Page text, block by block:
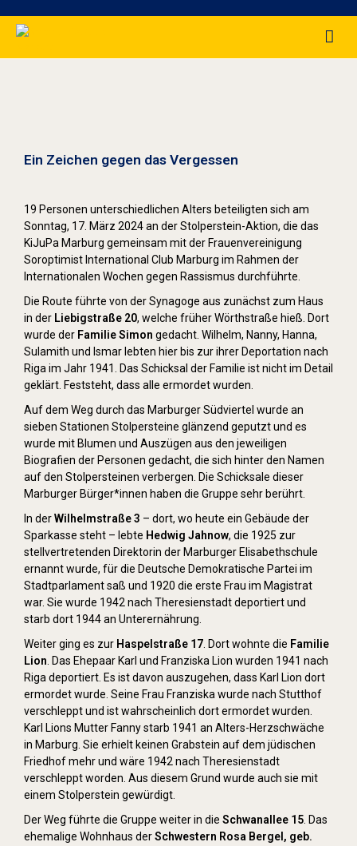
Ein Zeichen gegen das Vergessen
19 Personen unterschiedlichen Alters beteiligten sich am
Sonntag, 17. März 2024 an der Stolperstein-Aktion, die das
KiJuPa Marburg gemeinsam mit der Frauenvereinigung
Soroptimist International Club Marburg im Rahmen der
Internationalen Wochen gegen Rassismus durchführte.
Die Route führte von der Synagoge aus zunächst zum Haus
in der Liebigstraße 20, welche früher Wörthstraße hieß. Dort
wurde der Familie Simon gedacht. Wilhelm, Nanny, Hanna,
Sulamith und Ismar lebten hier bis zur ihrer Deportation nach
Riga im Jahr 1941. Das Schicksal der Familie ist nicht im Detail
geklärt. Feststeht, dass alle ermordet wurden.
Auf dem Weg durch das Marburger Südviertel wurde an
sieben Stationen Stolpersteine glänzend geputzt und es
wurde mit Blumen und Auszügen aus den jeweiligen
Biografien der Personen gedacht, die sich hinter den Namen
auf den Stolpersteinen verbergen. Die Schicksale dieser
Marburger Bürger*innen haben die Gruppe sehr berührt.
In derWilhelmstraße 3 – dort, wo heute ein Gebäude der
Sparkasse steht – lebte Hedwig Jahnow, die 1925 zur
stellvertretenden Direktorin der Marburger Elisabethschule
ernannt wurde, für die Deutsche Demokratische Partei im
Stadtparlament saß und 1920 die erste Frau im Magistrat
war. Sie wurde 1942 nach Theresienstadt deportiert und
starb dort 1944 an Unterernährung.
Weiter ging es zur Haspelstraße 17 . Dort wohnte die Familie
Lion . Das Ehepaar Karl und Franziska Lion wurden 1941 nach
Riga deportiert. Es ist davon auszugehen, dass Karl Lion dort
ermordet wurde. Seine Frau Franziska wurde nach Stutthof
verschleppt und ist wahrscheinlich dort ermordet wurden.
Karl Lions Mutter Fanny starb 1941 an Alters-Herzschwäche
in Marburg. Sie erhielt keinen Grabstein auf dem jüdischen
Friedhof mehr und wäre 1942 nach Theresienstadt
verschleppt worden. Aus diesem Grund wurde auch sie mit
einem Stolperstein gewürdigt.
Der Weg führte die Gruppe weiter in die Schwanallee 15 . Das
ehemalige Wohnhaus derSchwestern Rosa Bergel, geb.